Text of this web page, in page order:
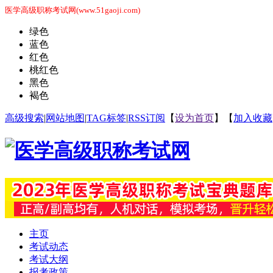
医学高级职称考试网(www.51gaoji.com)
绿色
蓝色
红色
桃红色
黑色
褐色
高级搜索|网站地图|TAG标签|RSS订阅 【设为首页】【 加入收藏
主页
考试动态
考试大纲